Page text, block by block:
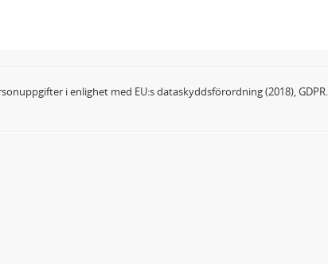
i enlighet med EU:s dataskyddsförordning (2018), GDPR.